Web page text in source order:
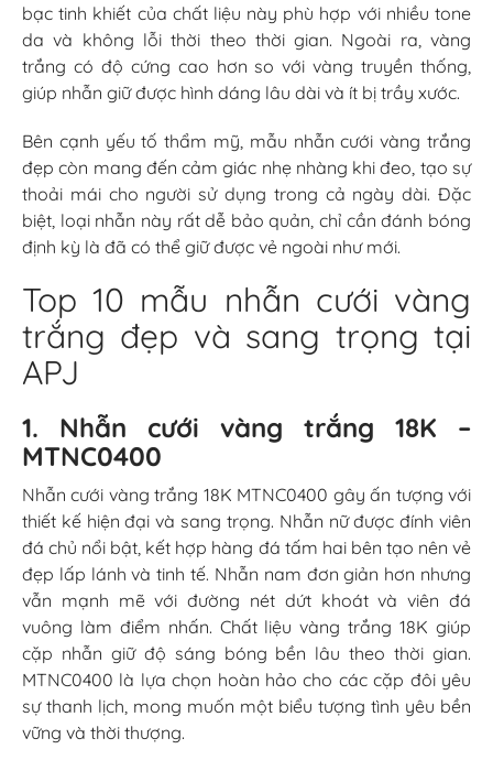
bạc tinh khiết của chất liệu này phù hợp với nhiều tone
da và không lỗi thời theo thời gian. Ngoài ra, vàng
trắng có độ cứng cao hơn so với vàng truyền thống,
giúp nhẫn giữ được hình dáng lâu dài và ít bị trầy xước.
Bên cạnh yếu tố thẩm mỹ, mẫu nhẫn cưới vàng trắng
đẹp còn mang đến cảm giác nhẹ nhàng khi đeo, tạo sự
thoải mái cho người sử dụng trong cả ngày dài. Đặc
biệt, loại nhẫn này rất dễ bảo quản, chỉ cần đánh bóng
định kỳ là đã có thể giữ được vẻ ngoài như mới.
Top 10 mẫu nhẫn cưới vàng
trắng đẹp và sang trọng tại
APJ
1. Nhẫn cưới vàng trắng 18K –
MTNC0400
Nhẫn cưới vàng trắng 18K MTNC0400 gây ấn tượng với
thiết kế hiện đại và sang trọng. Nhẫn nữ được đính viên
đá chủ nổi bật, kết hợp hàng đá tấm hai bên tạo nên vẻ
đẹp lấp lánh và tinh tế. Nhẫn nam đơn giản hơn nhưng
vẫn mạnh mẽ với đường nét dứt khoát và viên đá
vuông làm điểm nhấn. Chất liệu vàng trắng 18K giúp
cặp nhẫn giữ độ sáng bóng bền lâu theo thời gian.
MTNC0400 là lựa chọn hoàn hảo cho các cặp đôi yêu
sự thanh lịch, mong muốn một biểu tượng tình yêu bền
vững và thời thượng.